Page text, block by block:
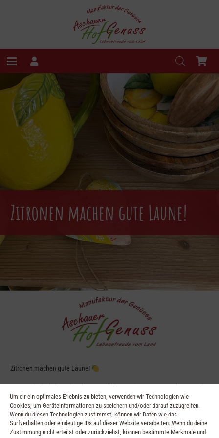
Um dir ein optimales Erlebnis zu bieten, verwenden wir Technologien wie
Cookies, um Geräteinformationen zu speichern und/oder darauf zuzugreifen.
Wenn du diesen Technologien zustimmst, können wir Daten wie das
Surfverhalten oder eindeutige IDs auf dieser Website verarbeiten. Wenn du deine
Zustimmung nicht erteilst oder zurückziehst, können bestimmte Merkmale und
Zitronen machen gute Laune!
Zitronen machen gute Laune!
Lass auch du dich von der bunten Frühlings-Stimmung anstecken – und
stöbere durch unser buntes Sortiment. Wir haben nicht nur alles rund um
das Thema „Zitronen“, sondern noch vieles mehr, das gute Laune macht
…